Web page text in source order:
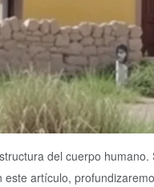
del cuerpo
artículo,